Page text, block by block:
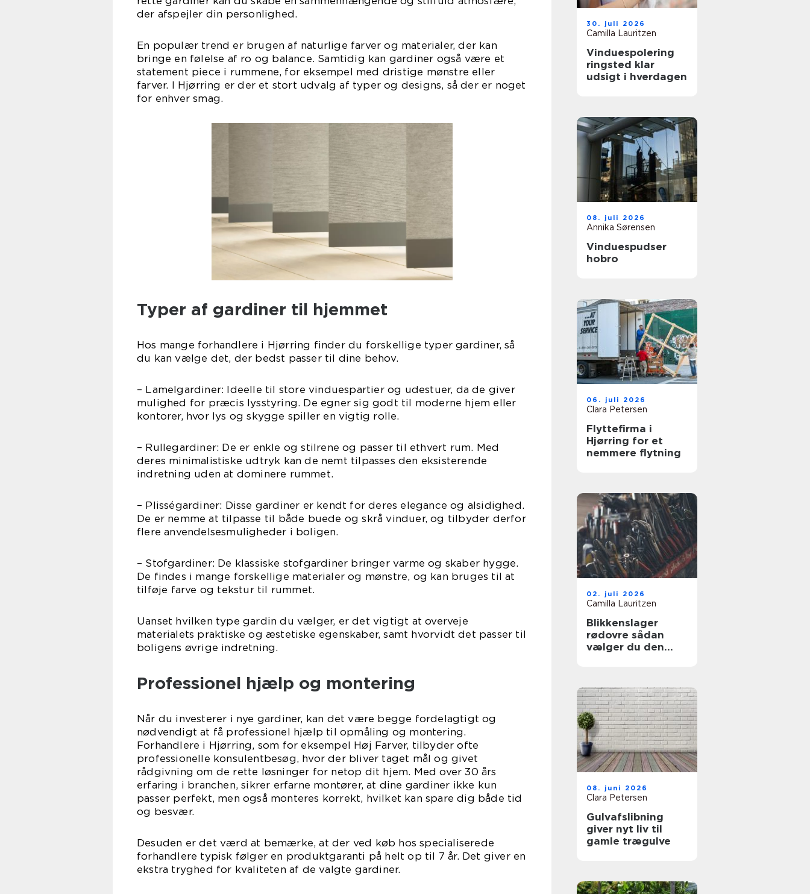
der afspejler din personlighed.
En populær trend er brugen af naturlige farver og materialer, der kan
bringe en følelse af ro og balance. Samtidig kan gardiner også være et
statement piece i rummene, for eksempel med dristige mønstre eller
farver. I Hjørring er der et stort udvalg af typer og designs, så der er noget
for enhver smag.
Typer af gardiner til hjemmet
Hos mange forhandlere i Hjørring finder du forskellige typer gardiner, så
du kan vælge det, der bedst passer til dine behov.
– Lamelgardiner: Ideelle til store vinduespartier og udestuer, da de giver
mulighed for præcis lysstyring. De egner sig godt til moderne hjem eller
kontorer, hvor lys og skygge spiller en vigtig rolle.
– Rullegardiner: De er enkle og stilrene og passer til ethvert rum. Med
deres minimalistiske udtryk kan de nemt tilpasses den eksisterende
indretning uden at dominere rummet.
– Plisségardiner: Disse gardiner er kendt for deres elegance og alsidighed.
De er nemme at tilpasse til både buede og skrå vinduer, og tilbyder derfor
flere anvendelsesmuligheder i boligen.
– Stofgardiner: De klassiske stofgardiner bringer varme og skaber hygge.
De findes i mange forskellige materialer og mønstre, og kan bruges til at
tilføje farve og tekstur til rummet.
Uanset hvilken type gardin du vælger, er det vigtigt at overveje
materialets praktiske og æstetiske egenskaber, samt hvorvidt det passer til
boligens øvrige indretning.
Professionel hjælp og montering
Når du investerer i nye gardiner, kan det være begge fordelagtigt og
nødvendigt at få professionel hjælp til opmåling og montering.
Forhandlere i Hjørring, som for eksempel Høj Farver, tilbyder ofte
professionelle konsulentbesøg, hvor der bliver taget mål og givet
rådgivning om de rette løsninger for netop dit hjem. Med over 30 års
erfaring i branchen, sikrer erfarne montører, at dine gardiner ikke kun
passer perfekt, men også monteres korrekt, hvilket kan spare dig både tid
og besvær.
Desuden er det værd at bemærke, at der ved køb hos specialiserede
forhandlere typisk følger en produktgaranti på helt op til 7 år. Det giver en
ekstra tryghed for kvaliteten af de valgte gardiner.
30. juli 2026
Camilla Lauritzen
Vinduespolering
ringsted klar
udsigt i hverdagen
08. juli 2026
Annika Sørensen
Vinduespudser
hobro
06. juli 2026
Clara Petersen
Flyttefirma i
Hjørring for et
nemmere flytning
02. juli 2026
Camilla Lauritzen
Blikkenslager
rødovre sådan
vælger du den
08. juni 2026
Clara Petersen
Gulvafslibning
giver nyt liv til
gamle trægulve